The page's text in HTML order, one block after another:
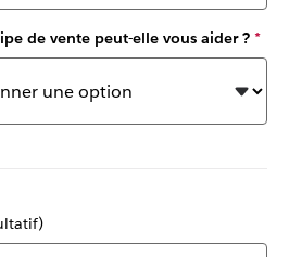
de vente peut-elle vous aider ? *